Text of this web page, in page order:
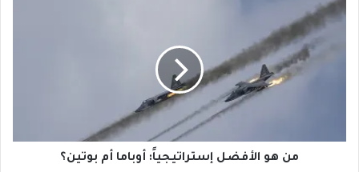
من
إستراتيجياً:
من هو الأفضل إستراتيجياً: أوباما أم بوتين؟